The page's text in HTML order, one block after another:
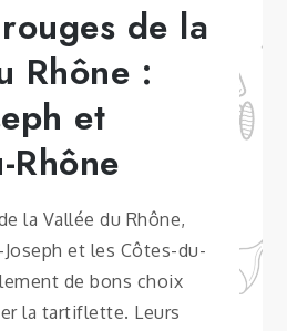
de la
Rhône :
et
Rhône
la Vallée du Rhône,
et les Côtes-du-
de bons choix
la tartiflette. Leurs